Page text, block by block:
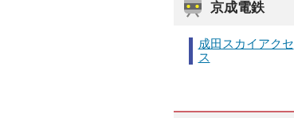
京成電鉄
成田スカイアクセ
ス